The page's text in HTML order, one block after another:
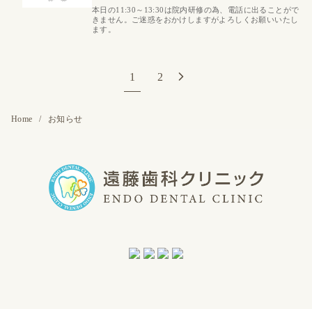
本日の11:30～13:30は院内研修の為、電話に出ることがで
きません。ご迷惑をおかけしますがよろしくお願いいたし
ます。
1 2
Home お知らせ